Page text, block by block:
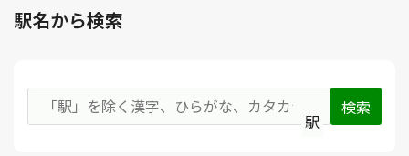
駅名から検索
駅